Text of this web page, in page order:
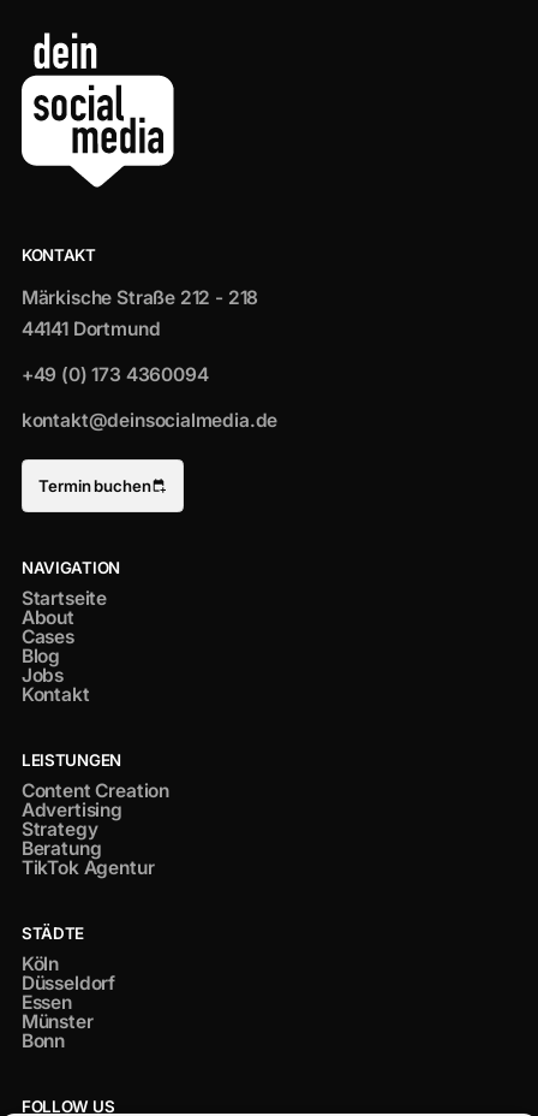
NAVIGATION
Startseite
About
Cases
Blog
Jobs
Kontakt
LEISTUNGEN
Content Creation
Advertising
Strategy
Beratung
TikTok Agentur
STÄDTE
Köln
Düsseldorf
Essen
Münster
Bonn
KONTAKT
Märkische Straße 212 - 218
44141 Dortmund
+49 (0) 173 4360094
kontakt@deinsocialmedia.de
Termin buchen
FOLLOW US